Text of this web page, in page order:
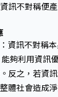
訊不對稱便
訊不對稱
夠利用資訊
反之，若資
體社會造成